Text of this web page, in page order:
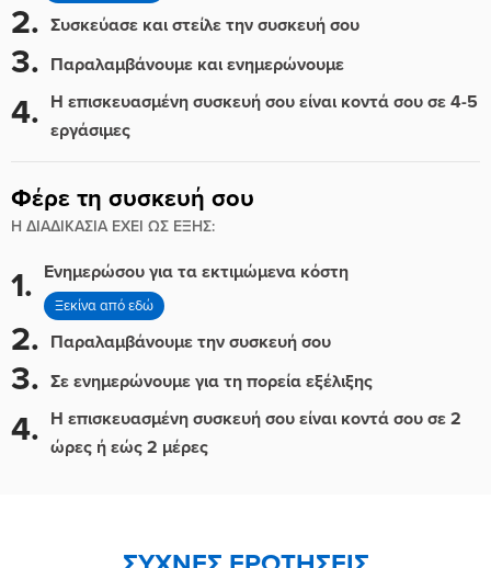
2. Συσκεύασε και στείλε την συσκευή σου
3. Παραλαμβάνουμε και ενημερώνουμε
4. Η επισκευασμένη συσκευή σου είναι κοντά σου σε 4-5
εργάσιμες
Φέρε τη συσκευή σου
Η ΔΙΑΔΙΚΑΣΙΑ ΕΧΕΙ ΩΣ ΕΞΗΣ:
1. Ενημερώσου για τα εκτιμώμενα κόστη
Ξεκίνα από εδώ
2. Παραλαμβάνουμε την συσκευή σου
3. Σε ενημερώνουμε για τη πορεία εξέλιξης
4. Η επισκευασμένη συσκευή σου είναι κοντά σου σε 2
ώρες ή εώς 2 μέρες